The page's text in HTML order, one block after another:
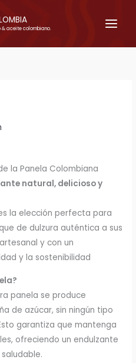
aceite colombiano.
la Panela Colombiana
natural, delicioso y
la elección perfecta para
de dulzura auténtica a sus
y con un
y la sostenibilidad
panela se produce
de azúcar, sin ningún tipo
garantiza que mantenga
ofreciendo un endulzante